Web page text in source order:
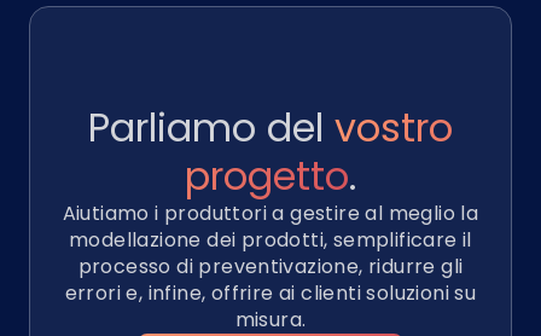
Parliamo del vostro
progetto.
Aiutiamo i produttori a gestire al meglio la
modellazione dei prodotti, semplificare il
processo di preventivazione, ridurre gli
errori e, infine, offrire ai clienti soluzioni su
misura.